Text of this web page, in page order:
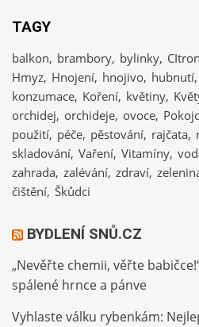
TAGY
balkon brambory bylinky CItron
Hmyz Hnojení hnojivo hubnutí
konzumace Koření květiny
orchidej orchideje ovoce
použití péče pěstování rajčata
skladování Vaření Vitamíny
zahrada zalévání zdraví
čištění Škůdci
BYDLENÍ SNŮ.CZ
„Nevěřte chemii, věřte
spálené hrnce a pánve
Vyhlaste válku rybenkám: